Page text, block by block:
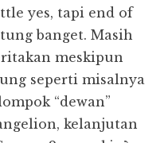
yes, tapi end of
banget. Masih
meskipun
seperti misalnya
“dewan”
kelanjutan